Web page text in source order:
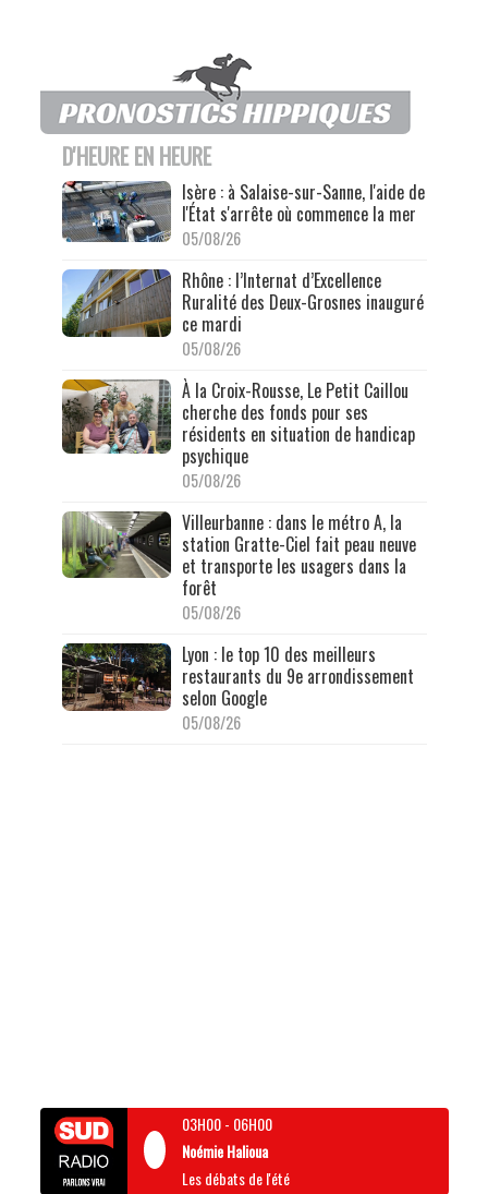
D'HEURE EN HEURE
Isère : à Salaise-sur-Sanne, l'aide de
l'État s'arrête où commence la mer
05/08/26
Rhône : l’Internat d’Excellence
Ruralité des Deux-Grosnes inauguré
ce mardi
05/08/26
À la Croix-Rousse, Le Petit Caillou
cherche des fonds pour ses
résidents en situation de handicap
psychique
05/08/26
Villeurbanne : dans le métro A, la
station Gratte-Ciel fait peau neuve
et transporte les usagers dans la
forêt
05/08/26
Lyon : le top 10 des meilleurs
restaurants du 9e arrondissement
selon Google
05/08/26
03H00- 06H00
Noémie Halioua
Les débats de l'été